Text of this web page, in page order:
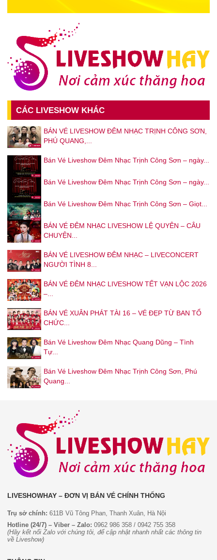
CÁC LIVESHOW KHÁC
BÁN VÉ LIVESHOW ĐÊM NHẠC TRỊNH CÔNG SƠN,
PHÚ QUANG,...
Bán Vé Liveshow Đêm Nhạc Trịnh Công Sơn – ngày...
Bán Vé Liveshow Đêm Nhạc Trịnh Công Sơn – ngày...
Bán Vé Liveshow Đêm Nhạc Trịnh Công Sơn – Giọt...
BÁN VÉ ĐÊM NHẠC LIVESHOW LỆ QUYÊN – CÂU
CHUYỆN...
BÁN VÉ LIVESHOW ĐÊM NHẠC – LIVECONCERT
NGƯỜI TÌNH 8...
BÁN VÉ ĐÊM NHẠC LIVESHOW TẾT VẠN LỘC 2026
–...
BÁN VÉ XUÂN PHÁT TÀI 16 – VÉ ĐẸP TỪ BAN TỔ
CHỨC...
Bán Vé Liveshow Đêm Nhạc Quang Dũng – Tình
Tự...
Bán Vé Liveshow Đêm Nhạc Trịnh Công Sơn, Phú
Quang...
LIVESHOWHAY – ĐƠN VỊ BÁN VÉ CHÍNH THỐNG
Trụ sở chính: 611B Vũ Tông Phan, Thanh Xuân, Hà Nội
Hotline (24/7) – Viber – Zalo: 0962 986 358 / 0942 755 358
(Hãy kết nối Zalo với chúng tôi, để cập nhật nhanh nhất các thông tin
về Liveshow)